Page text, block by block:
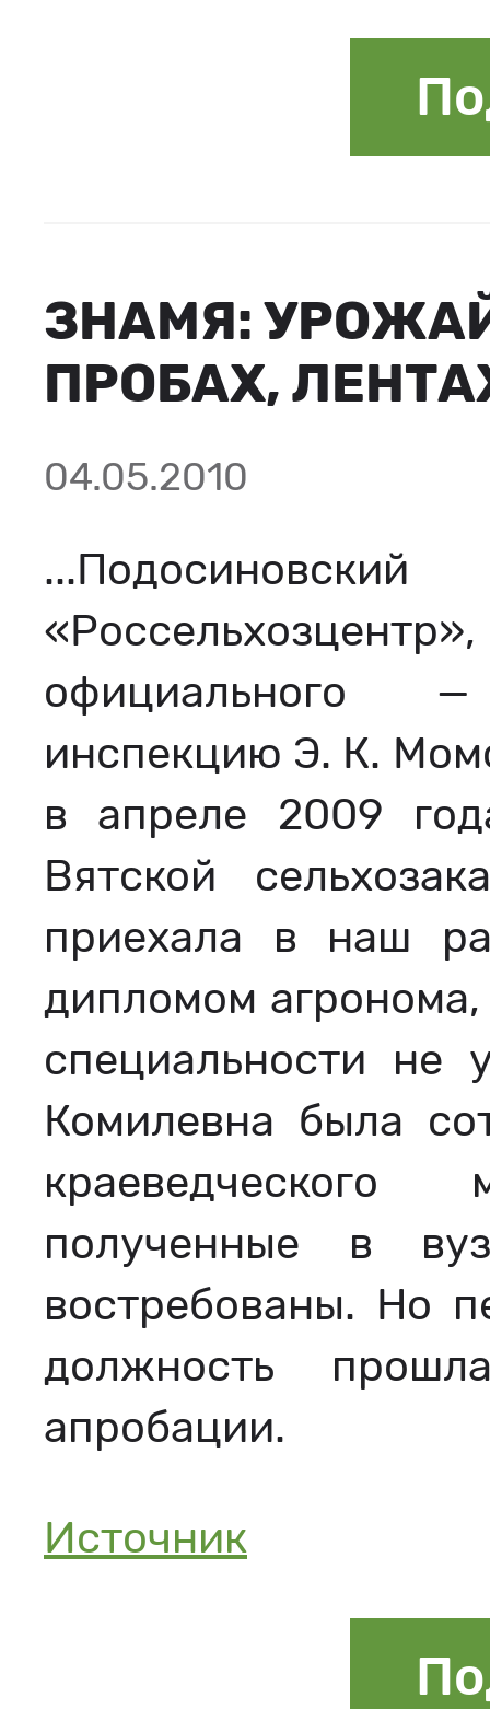
ЗНАМЯ:
ПРОБАХ,
04.05.2010
официального
инспекцию Э. К.
в апреле 2009
Вятской
приехала в наш
дипломом агронома,
специальности не
Комилевна была
полученные в
востребованы. Но
должность
апробации.
Источник